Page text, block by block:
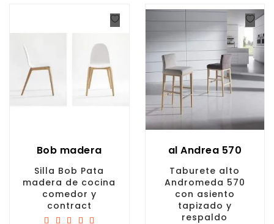
Bob madera
Silla Bob Pata
madera de cocina
comedor y
contract
al Andrea 570
Taburete alto
Andromeda 570
con asiento
tapizado y
respaldo